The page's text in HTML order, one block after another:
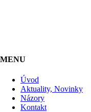
MENU
Úvod
Aktuality, Novinky
Názory
Kontakt